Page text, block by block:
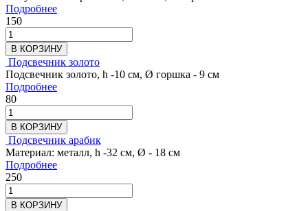
Подробнее
150
В КОРЗИНУ
Подсвечник золото
Подсвечник золото, h -10 см, Ø горшка - 9 см
Подробнее
80
В КОРЗИНУ
Подсвечник арабик
Материал: металл, h -32 см, Ø - 18 см
Подробнее
250
В КОРЗИНУ